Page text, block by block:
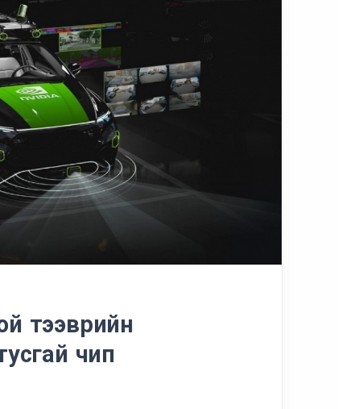
тээврийн
чип